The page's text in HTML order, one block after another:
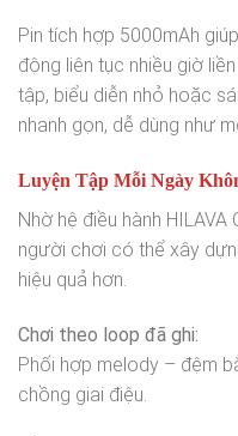
Pin tích hợp 5000mAh
động liên tục nhiều giờ
tập, biểu diễn nhỏ hoặc
nhanh gọn, dễ dùng như
Luyện Tập Mỗi Ngày
Nhờ hệ điều hành
người chơi có thể xây
hiệu quả hơn.
Chơi theo loop đã ghi:
Phối hợp melody – đệm
chồng giai điệu.